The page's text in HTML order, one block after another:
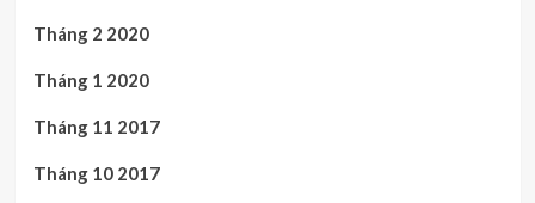
Tháng 2 2020
Tháng 1 2020
Tháng 11 2017
Tháng 10 2017